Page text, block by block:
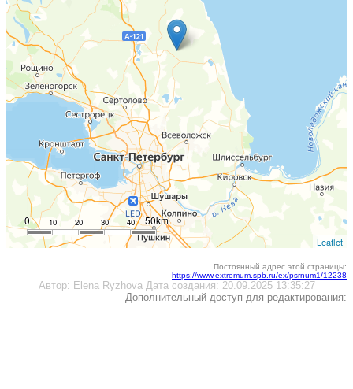
10
0 20 30 40 50km
Leaflet
Постоянный адрес этой страницы:
https://www.extremum.spb.ru/ex/psrnum1/12238
Автор: Elena RyzhovaДата создания: 20.09.2025 13:35:27
Дополнительный доступ для редактирования: